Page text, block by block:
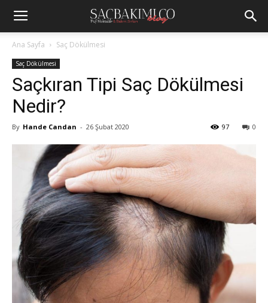
Ana Sayfa Saç Dökülmesi
Saç Dökülmesi
Saçkıran Tipi Saç Dökülmesi
Nedir?
By Hande Candan - 26 Şubat 2020 0
97